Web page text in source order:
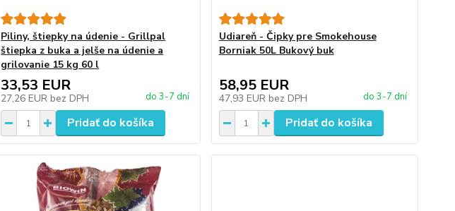
Piliny, štiepky na údenie - Grillpal
štiepka z buka a jelše na údenie a
grilovanie 15 kg 60 l
33,53 EUR
27,26 EUR bez DPH do 3-7 dní
Pridať do košíka
Udiareň - Čipky pre Smokehouse
Borniak 50L Bukový buk
58,95 EUR
47,93 EUR bez DPH do 3-7 dní
Pridať do košíka